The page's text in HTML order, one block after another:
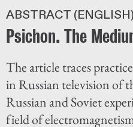
ABSTRACT (ENGLISH)
Psichon. The
The article traces
in Russian television of
Russian and Soviet
field of